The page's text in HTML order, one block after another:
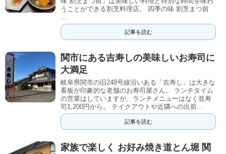
うことができる割烹料理店。 四季の味 割烹まつ前
...
記事を読む
関市にある吉寿しの美味しいお寿司に
大満足
岐阜県関市の旧248号線沿いある「吉寿し」は大きな
看板が印象的な老舗のお寿司屋さん。 ランチタイム
の営業はしていますが、ランチメニューはなく並寿
司1,200円から。 テイクアウトや近隣への出前...
記事を読む
家族で楽しく お好み焼き道とん堀 関